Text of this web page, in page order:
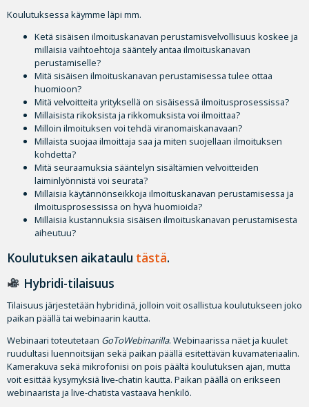
Koulutuksessa käymme läpi mm.
Ketä sisäisen ilmoituskanavan perustamisvelvollisuus koskee ja
millaisia vaihtoehtoja sääntely antaa ilmoituskanavan
perustamiselle?
Mitä sisäisen ilmoituskanavan perustamisessa tulee ottaa
huomioon?
Mitä velvoitteita yrityksellä on sisäisessä ilmoitusprosessissa?
Millaisista rikoksista ja rikkomuksista voi ilmoittaa?
Milloin ilmoituksen voi tehdä viranomaiskanavaan?
Millaista suojaa ilmoittaja saa ja miten suojellaan ilmoituksen
kohdetta?
Mitä seuraamuksia sääntelyn sisältämien velvoitteiden
laiminlyönnistä voi seurata?
Millaisia käytännönseikkoja ilmoituskanavan perustamisessa ja
ilmoitusprosessissa on hyvä huomioida?
Millaisia kustannuksia sisäisen ilmoituskanavan perustamisesta
aiheutuu?
Koulutuksen aikataulu tästä.
Hybridi-tilaisuus
Tilaisuus järjestetään hybridinä, jolloin voit osallistua koulutukseen joko
paikan päällä tai webinaarin kautta.
Webinaari toteutetaan GoToWebinarilla. Webinaarissa näet ja kuulet
ruudultasi luennoitsijan sekä paikan päällä esitettävän kuvamateriaalin.
Kamerakuva sekä mikrofonisi on pois päältä koulutuksen ajan, mutta
voit esittää kysymyksiä live-chatin kautta. Paikan päällä on erikseen
webinaarista ja live-chatista vastaava henkilö.